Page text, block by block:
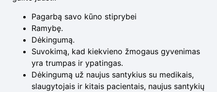
Pagarbą savo kūno stiprybei
Ramybę.
Dėkingumą.
Suvokimą, kad kiekvieno žmogaus gyvenimas
yra trumpas ir ypatingas.
Dėkingumą už naujus santykius su medikais,
slaugytojais ir kitais pacientais, naujus santykių